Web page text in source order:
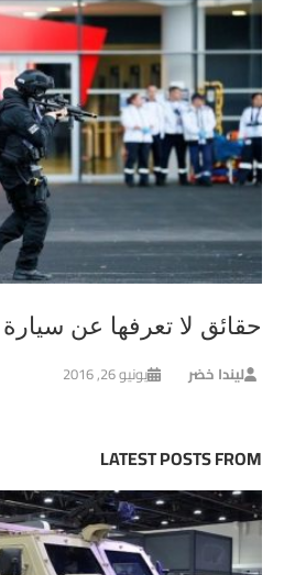
حقائق لا تعرفها عن
ليندا خضر يونيو 26, 2016
LATEST POSTS FROM